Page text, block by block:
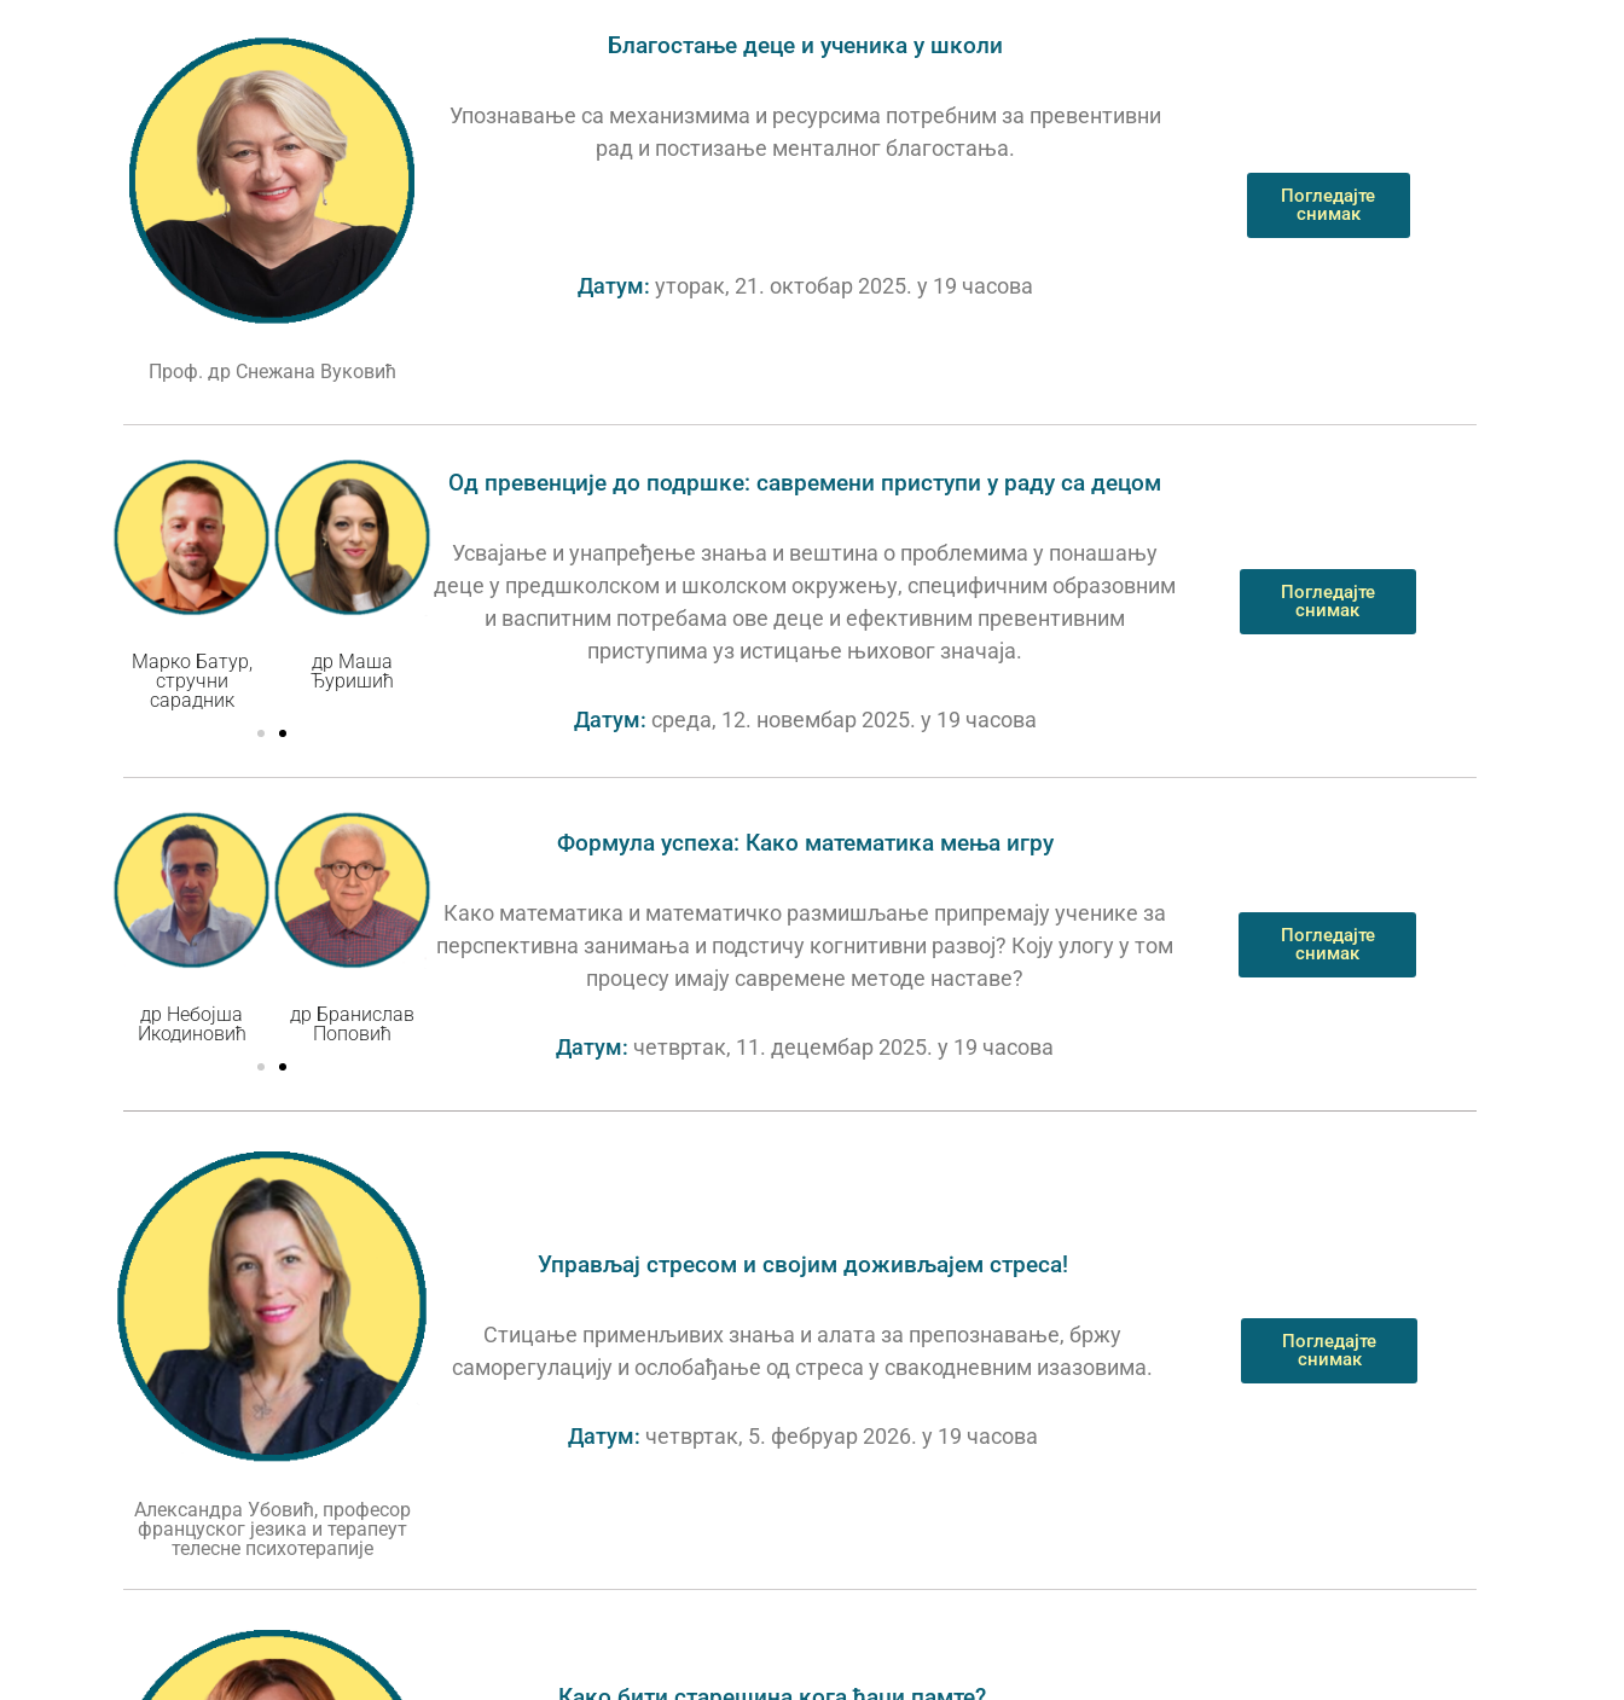
Проф. др Снежана Вуковић
Благостање деце и ученика у школи
Упознавање са механизмима и ресурсима потребним за превентивни
рад и постизање менталног благостања.
Датум: уторак, 21. октобар 2025. у 19 часова
Погледајте
снимак
Марко Батур,
стручни
сарадник
др Маша
Ђуришић
Од превенције до подршке: савремени приступи у раду са децом
Усвајање и унапређење знања и вештина о проблемима у понашању
деце у предшколском и школском окружењу, специфичним образовним
и васпитним потребама ове деце и ефективним превентивним
приступима уз истицање њиховог значаја.
Датум: среда, 12. новембар 2025. у 19 часова
Погледајте
снимак
др Небојша
Икодиновић
др Бранислав
Поповић
Икодиновић
Формула успеха: Како математика мења игру
Како математика и математичко размишљање припремају ученике за
перспективна занимања и подстичу когнитивни развој? Коју улогу у том
процесу имају савремене методе наставе?
Датум: четвртак, 11. децембар 2025. у 19 часова
Погледајте
снимак
Александра Убовић, професор
француског језика и терапеут
телесне психотерапије
Управљај стресом и својим доживљајем стреса!
Стицање применљивих знања и алата за препознавање, бржу
саморегулацију и ослобађање од стреса у свакодневним изазовима.
Датум: четвртак, 5. фебруар 2026. у 19 часова
Погледајте
снимак